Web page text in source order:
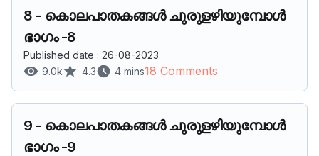
8 - കൊലപാതകങ്ങൾ ചുരുളഴിയുമ്പോൾ
ഭാഗം -8
Published date : 26-08-2023
9.0k
4.3 4 mins18 Comments
9 - കൊലപാതകങ്ങൾ ചുരുളഴിയുമ്പോൾ
ഭാഗം -9